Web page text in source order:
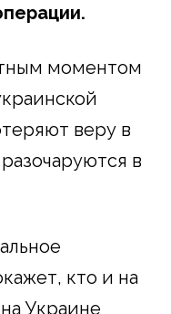
моментом
веру в
в
кто и на
Украине